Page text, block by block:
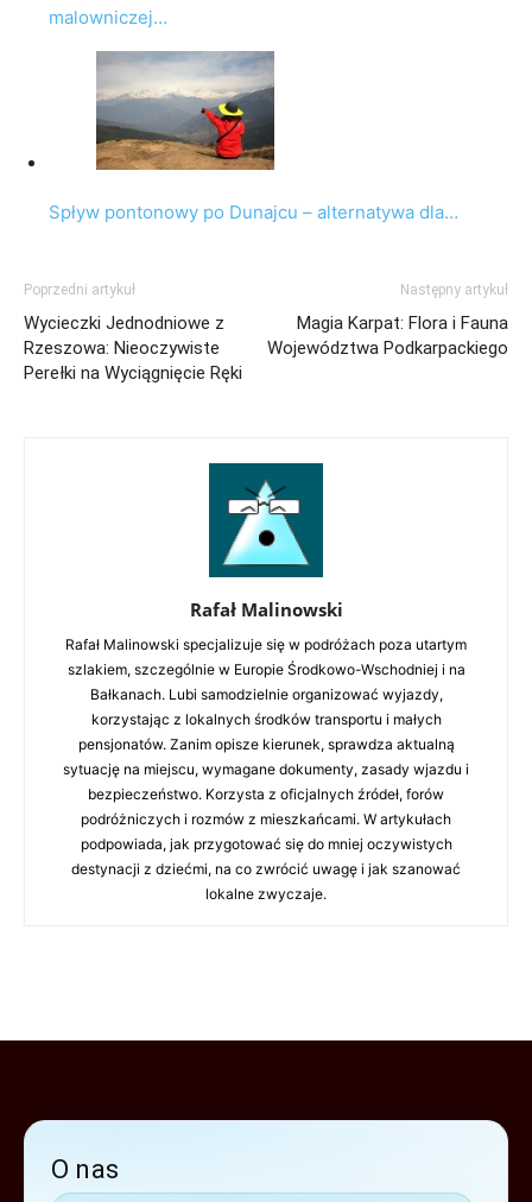
malowniczej…
Spływ pontonowy po Dunajcu – alternatywa dla…
Poprzedni artykuł
Wycieczki Jednodniowe z
Rzeszowa: Nieoczywiste
Perełki na Wyciągnięcie Ręki
Następny artykuł
Magia Karpat: Flora i Fauna
Województwa Podkarpackiego
Rafał Malinowski
Rafał Malinowski specjalizuje się w podróżach poza utartym
szlakiem, szczególnie w Europie Środkowo-Wschodniej i na
Bałkanach. Lubi samodzielnie organizować wyjazdy,
korzystając z lokalnych środków transportu i małych
pensjonatów. Zanim opisze kierunek, sprawdza aktualną
sytuację na miejscu, wymagane dokumenty, zasady wjazdu i
bezpieczeństwo. Korzysta z oficjalnych źródeł, forów
podróżniczych i rozmów z mieszkańcami. W artykułach
podpowiada, jak przygotować się do mniej oczywistych
destynacji z dziećmi, na co zwrócić uwagę i jak szanować
lokalne zwyczaje.
O nas